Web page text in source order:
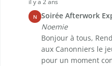
il y a 2 ans
N Soirée Afterwork
Noemie
Bonjour à tous,
aux Canonniers le
pour un moment